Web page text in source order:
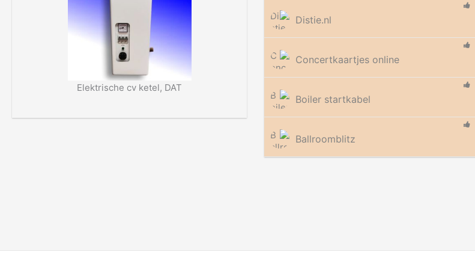
Distie.nl
Concertkaartjes online
Boiler startkabel
Ballroomblitz
Elektrische cv ketel, DAT